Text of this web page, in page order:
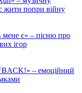
жити попри війну
мене є» – пісню про
ігор
– емоційний